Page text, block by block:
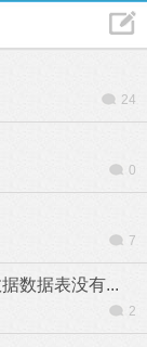
24
0
7
数据表没有...
2